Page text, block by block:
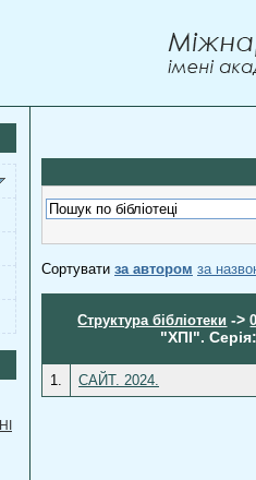
Сортувати за автором за
Структура бібліотеки ->
"ХПІ".
1. САЙТ. 2024.